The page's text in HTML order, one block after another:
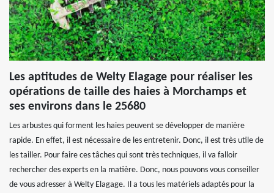
Les aptitudes de Welty Elagage pour réaliser les
opérations de taille des haies à Morchamps et
ses environs dans le 25680
Les arbustes qui forment les haies peuvent se développer de manière
rapide. En effet, il est nécessaire de les entretenir. Donc, il est très utile de
les tailler. Pour faire ces tâches qui sont très techniques, il va falloir
rechercher des experts en la matière. Donc, nous pouvons vous conseiller
de vous adresser à Welty Elagage. Il a tous les matériels adaptés pour la